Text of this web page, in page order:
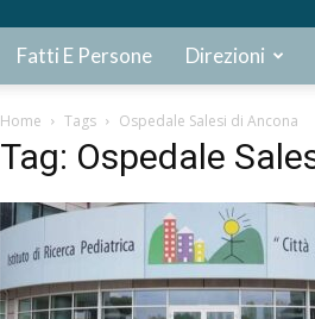
Fatti E Persone Direzioni
Home Tags Ospedale Salesi di Ancona
Tag: Ospedale